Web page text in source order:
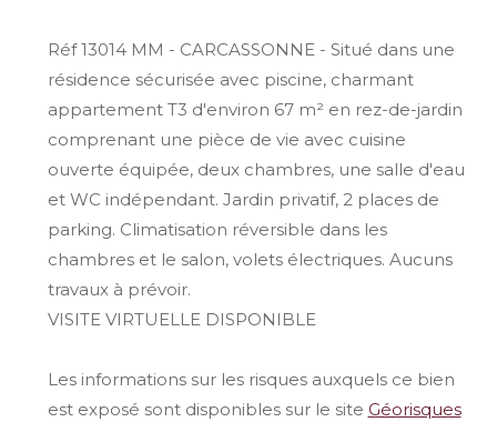
Réf 13014 MM - CARCASSONNE - Situé dans une
résidence sécurisée avec piscine, charmant
appartement T3 d'environ 67 m² en rez-de-jardin
comprenant une pièce de vie avec cuisine
ouverte équipée, deux chambres, une salle d'eau
et WC indépendant. Jardin privatif, 2 places de
parking. Climatisation réversible dans les
chambres et le salon, volets électriques. Aucuns
travaux à prévoir.
VISITE VIRTUELLE DISPONIBLE
Les informations sur les risques auxquels ce bien
est exposé sont disponibles sur le site Géorisques